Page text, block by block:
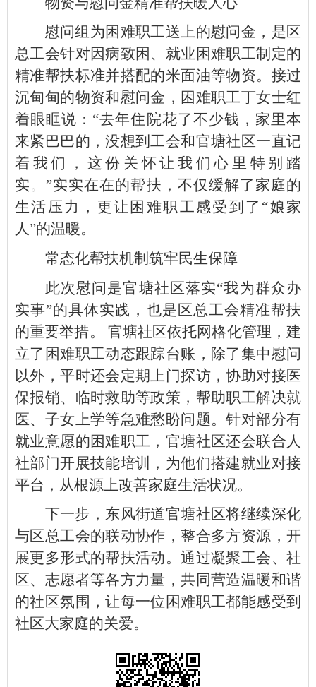
慰问组为困难职工送上的慰问金，是区
总工会针对因病致困、就业困难职工制定的
精准帮扶标准并搭配的米面油等物资。接过
沉甸甸的物资和慰问金，困难职工丁女士红
着眼眶说：“去年住院花了不少钱，家里本
来紧巴巴的，没想到工会和官塘社区一直记
着我们，这份关怀让我们心里特别踏
实。”实实在在的帮扶，不仅缓解了家庭的
生活压力，更让困难职工感受到了“娘家
人”的温暖。
常态化帮扶机制筑牢民生保障
此次慰问是官塘社区落实“我为群众办
实事”的具体实践，也是区总工会精准帮扶
的重要举措。 官塘社区依托网格化管理，建
立了困难职工动态跟踪台账，除了集中慰问
以外，平时还会定期上门探访，协助对接医
保报销、临时救助等政策，帮助职工解决就
医、子女上学等急难愁盼问题。针对部分有
就业意愿的困难职工，官塘社区还会联合人
社部门开展技能培训，为他们搭建就业对接
平台，从根源上改善家庭生活状况。
下一步，东风街道官塘社区将继续深化
与区总工会的联动协作，整合多方资源，开
展更多形式的帮扶活动。通过凝聚工会、社
区、志愿者等各方力量，共同营造温暖和谐
的社区氛围，让每一位困难职工都能感受到
社区大家庭的关爱。